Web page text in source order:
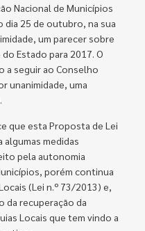
Nacional de Municípios
dia 25 de outubro, na sua
um parecer sobre
Estado para 2017. O
a seguir ao Conselho
unanimidade, uma
que esta Proposta de Lei
medidas
pela autonomia
porém continua
(Lei n.º 73/2013) e,
da recuperação da
Locais que tem vindo a